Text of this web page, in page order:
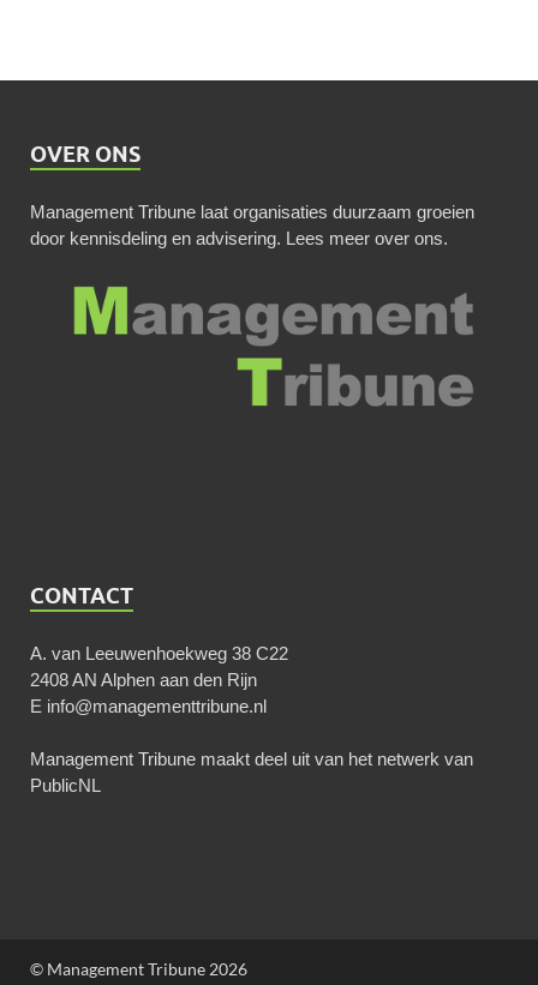
OVER ONS
Management Tribune laat organisaties duurzaam groeien
door kennisdeling en advisering. Lees meer over ons.
CONTACT
A. van Leeuwenhoekweg 38 C22
2408 AN Alphen aan den Rijn
E info@managementtribune.nl
Management Tribune maakt deel uit van het netwerk van
PublicNL
© Management Tribune 2026